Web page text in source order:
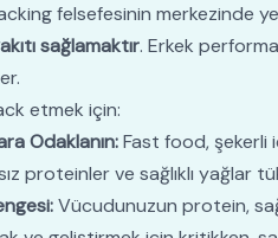
felsefesinin merkezinde
sağlamaktır. Erkek
etmek için:
Odaklanın:Fast food, şekerli
proteinler ve sağlıklı yağlar
Vücudunuzun protein,